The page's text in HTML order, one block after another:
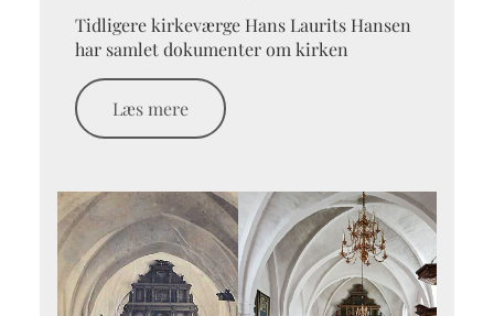
Tidligere kirkeværge Hans Laurits Hansen
har samlet dokumenter om kirken
Læs mere